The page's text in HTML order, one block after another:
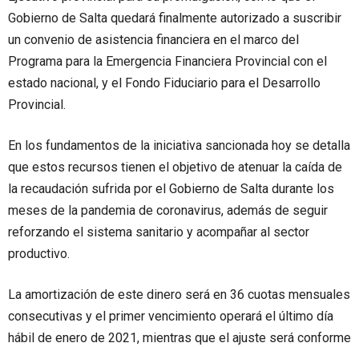
Gobierno de Salta quedará finalmente autorizado a suscribir
un convenio de asistencia financiera en el marco del
Programa para la Emergencia Financiera Provincial con el
estado nacional, y el Fondo Fiduciario para el Desarrollo
Provincial.
En los fundamentos de la iniciativa sancionada hoy se detalla
que estos recursos tienen el objetivo de atenuar la caída de
la recaudación sufrida por el Gobierno de Salta durante los
meses de la pandemia de coronavirus, además de seguir
reforzando el sistema sanitario y acompañar al sector
productivo.
La amortización de este dinero será en 36 cuotas mensuales
consecutivas y el primer vencimiento operará el último día
hábil de enero de 2021, mientras que el ajuste será conforme